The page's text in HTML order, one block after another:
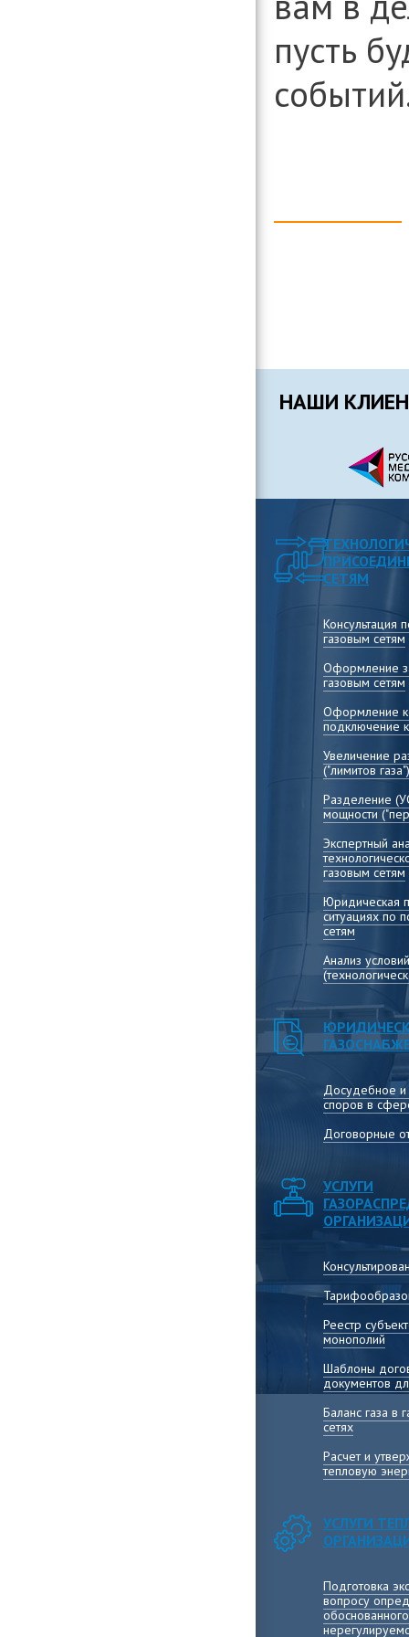
вопросам
пусть
НАШИ
СЕТЯМ
Консультация
газовым сетям
Оформление
газовым сетям
Оформление
подключение
Увеличение
("лимитов газа")
Разделение
мощности
Экспертный
газовым сетям
Юридическая
ситуациях по
сетям
Анализ
Досудебное
споров в
Договорные
УСЛУГИ
Реестр
монополий
Шаблоны
документов
Баланс газа в
сетях
Расчет и
тепловую
УСЛУГИ
Подготовка
вопросу